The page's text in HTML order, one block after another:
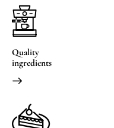
Quality
ingredients